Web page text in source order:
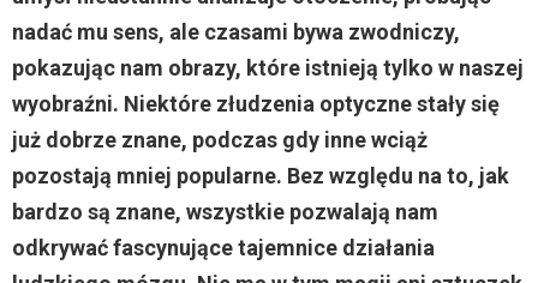
nadać mu sens, ale czasami bywa zwodniczy,
pokazując nam obrazy, które istnieją tylko w naszej
wyobraźni. Niektóre złudzenia optyczne stały się
już dobrze znane, podczas gdy inne wciąż
pozostają mniej popularne. Bez względu na to, jak
bardzo są znane, wszystkie pozwalają nam
odkrywać fascynujące tajemnice działania